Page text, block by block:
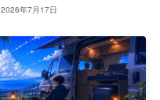
2026年7月17日